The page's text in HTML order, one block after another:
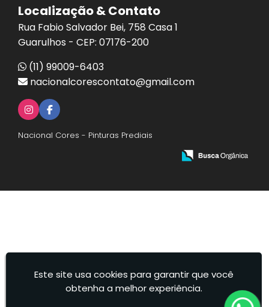
Localização & Contato
Rua Fabio Salvador Bei, 758 Casa 1
Guarulhos - CEP: 07176-200
(11) 99009-6403
nacionalcorescontato@gmail.com
Nacional Cores - Pinturas Prediais
Este site usa cookies para garantir que você
obtenha a melhor experiência.